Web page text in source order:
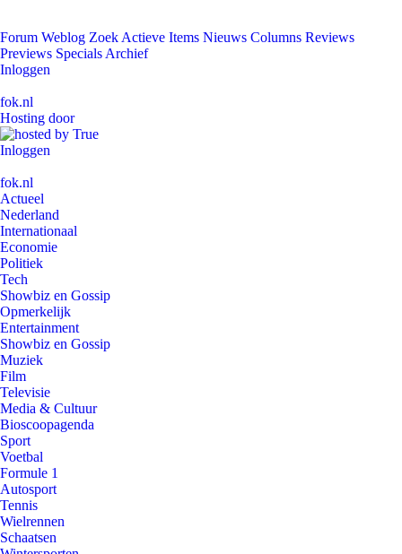
Forum Weblog Zoek Actieve Items Nieuws Columns Reviews
Previews Specials Archief
Inloggen
fok.nl
Hosting door
Inloggen
fok.nl
Actueel
Nederland
Internationaal
Economie
Politiek
Tech
Showbiz en Gossip
Opmerkelijk
Entertainment
Showbiz en Gossip
Muziek
Film
Televisie
Media & Cultuur
Bioscoopagenda
Sport
Voetbal
Formule 1
Autosport
Tennis
Wielrennen
Schaatsen